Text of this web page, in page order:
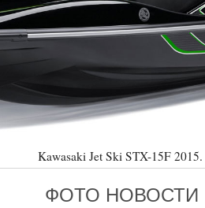
Kawasaki Jet Ski STX-15F 2015.
ФОТО НОВОСТИ